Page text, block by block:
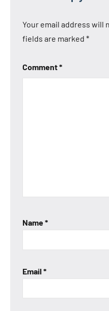
Your email address will
fields are marked *
Comment*
Name*
Email *